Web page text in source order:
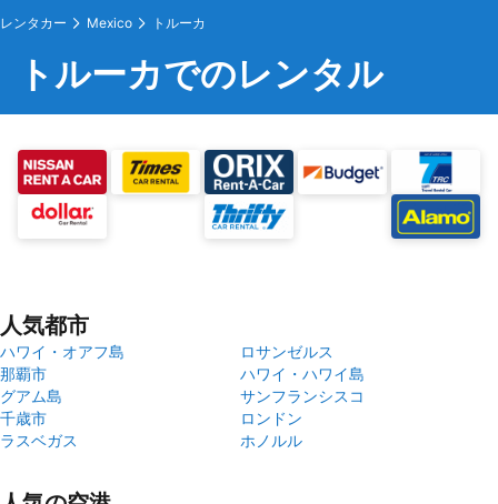
レンタカー Mexico トルーカ
トルーカでのレンタル
人気都市
ハワイ・オアフ島
ロサンゼルス
那覇市
ハワイ・ハワイ島
グアム島
サンフランシスコ
千歳市
ロンドン
ラスベガス
ホノルル